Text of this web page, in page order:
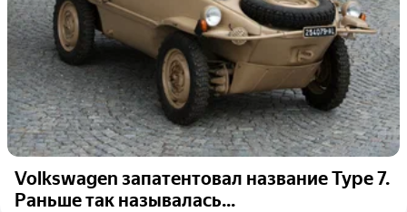
Volkswagen запатентовал название Type 7.
Раньше так называлась...